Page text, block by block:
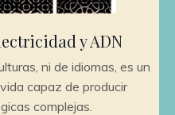
y ADN
ni de idiomas, es un
capaz de producir
complejas.